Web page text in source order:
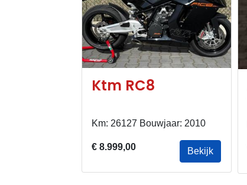
Ktm RC8
Km: 26127 Bouwjaar: 2010
€ 8.999,00 Bekijk